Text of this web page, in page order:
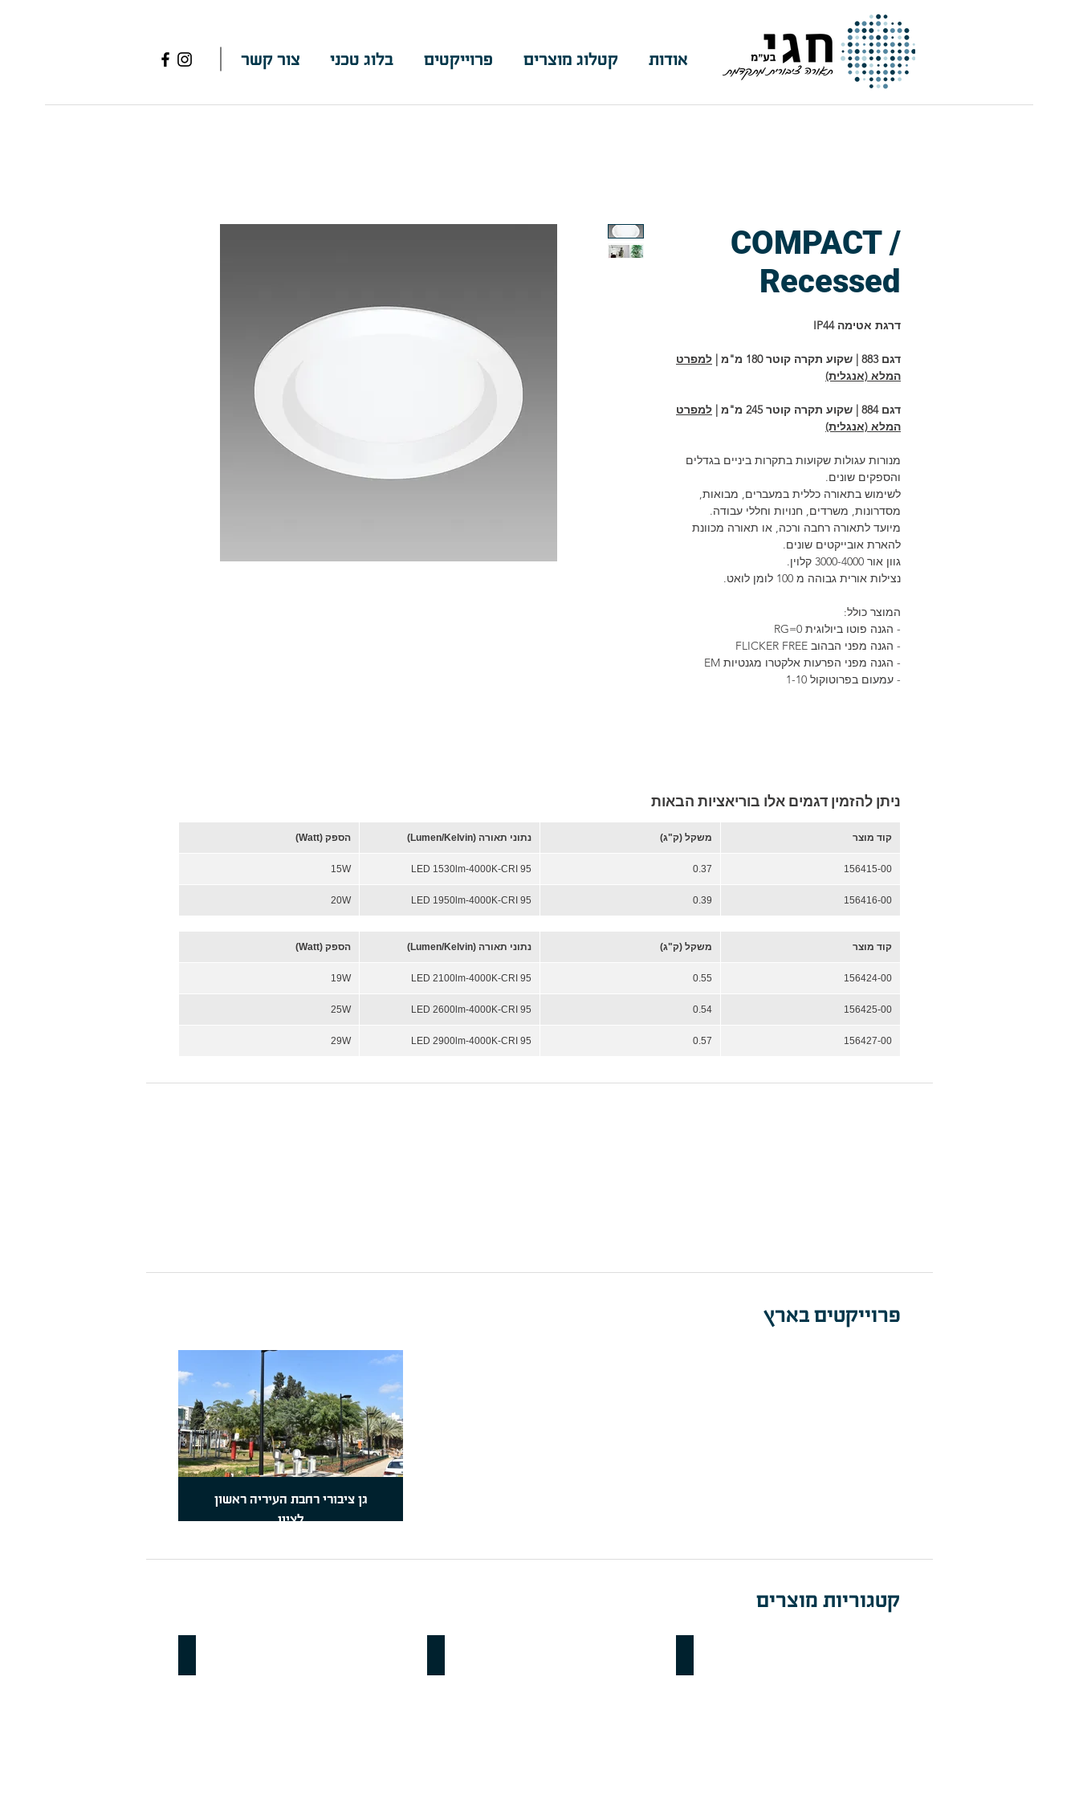
אודות קטלוג מוצרים פרוייקטים בלוג טכני צור קשר
COMPACT /
Recessed
דרגת אטימה IP44
דגם 883 | שקוע תקרה קוטר 180 מ"מ |
למפרט
המלא (אנגלית)
דגם 884 | שקוע תקרה קוטר 245 מ"מ |
למפרט
המלא (אנגלית)
מנורות עגולות שקועות בתקרות ביניים בגדלים
והספקים שונים.
לשימוש בתאורה כללית במעברים, מבואות,
מסדרונות, משרדים, חנויות וחללי עבודה.
מיועד לתאורה רחבה ורכה, או תאורה מכוונת
להארת אובייקטים שונים.
גוון אור 3000-4000 קלוין.
נצילות אורית גבוהה מ 100 לומן לואט.
המוצר כולל:
- הגנה פוטו ביולוגית 0=RG
- הגנה מפני הבהוב FLICKER FREE
- הגנה מפני הפרעות אלקטרו מגנטיות EM
- עמעום בפרוטוקול 1-10
ניתן להזמין דגמים אלו בוריאציות הבאות
קוד מוצר משקל (ק"ג) נתוני תאורה (Lumen/Kelvin) הספק (Watt)
156415-00
0.37
LED 1530lm-4000K-CRI 95
15W
156416-00
0.39
LED 1950lm-4000K-CRI 95
20W
קוד מוצר משקל (ק"ג) נתוני תאורה (Lumen/Kelvin) הספק (Watt)
156424-00
0.55
LED 2100lm-4000K-CRI 95
19W
156425-00
0.54
LED 2600lm-4000K-CRI 95
25W
156427-00
0.57
LED 2900lm-4000K-CRI 95
29W
פרוייקטים בארץ
גן ציבורי רחבת העיריה ראשון
לציון
קטגוריות מוצרים